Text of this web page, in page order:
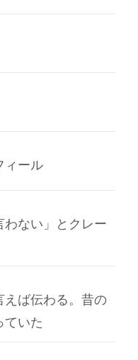
ィール
わない」とクレー
えば伝わる。昔の
ていた